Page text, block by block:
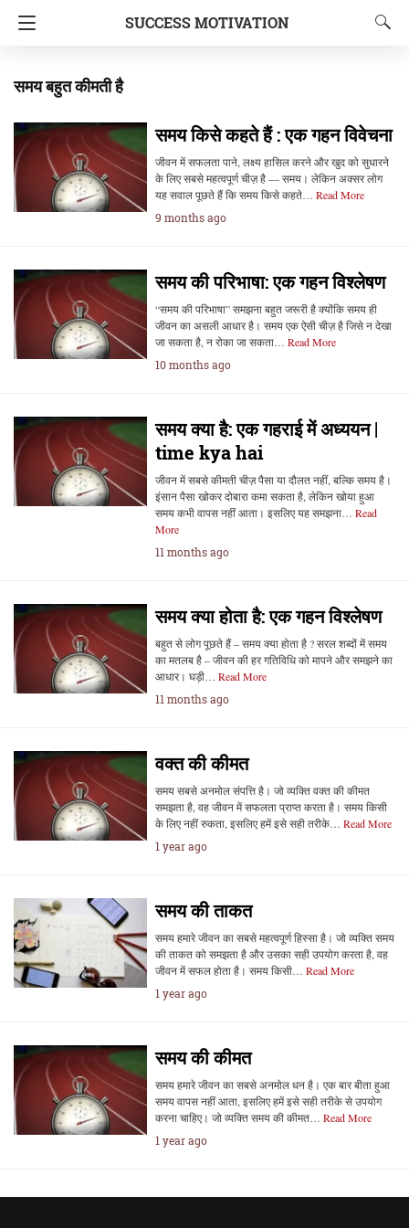
SUCCESS MOTIVATION
समय बहुत कीमती है
समय किसे कहते हैं : एक गहन विवेचना
जीवन में सफलता पाने, लक्ष्य हासिल करने और खुद को सुधारने
के लिए सबसे महत्वपूर्ण चीज़ है — समय। लेकिन अक्सर लोग
यह सवाल पूछते हैं कि समय किसे कहते… Read More
9 months ago
समय की परिभाषा: एक गहन विश्लेषण
“समय की परिभाषा” समझना बहुत जरूरी है क्योंकि समय ही
जीवन का असली आधार है। समय एक ऐसी चीज़ है जिसे न देखा
जा सकता है, न रोका जा सकता… Read More
10 months ago
समय क्या है: एक गहराई में अध्ययन |
time kya hai
जीवन में सबसे कीमती चीज़ पैसा या दौलत नहीं, बल्कि समय है।
इंसान पैसा खोकर दोबारा कमा सकता है, लेकिन खोया हुआ
समय कभी वापस नहीं आता। इसलिए यह समझना… Read
More
11 months ago
समय क्या होता है: एक गहन विश्लेषण
बहुत से लोग पूछते हैं – समय क्या होता है ? सरल शब्दों में समय
का मतलब है – जीवन की हर गतिविधि को मापने और समझने का
आधार। घड़ी… Read More
11 months ago
वक्त की कीमत
समय सबसे अनमोल संपत्ति है। जो व्यक्ति वक्त की कीमत
समझता है, वह जीवन में सफलता प्राप्त करता है। समय किसी
के लिए नहीं रुकता, इसलिए हमें इसे सही तरीके… Read More
1 year ago
समय की ताकत
समय हमारे जीवन का सबसे महत्वपूर्ण हिस्सा है। जो व्यक्ति समय
की ताकत को समझता है और उसका सही उपयोग करता है, वह
जीवन में सफल होता है। समय किसी… Read More
1 year ago
समय की कीमत
समय हमारे जीवन का सबसे अनमोल धन है। एक बार बीता हुआ
समय वापस नहीं आता, इसलिए हमें इसे सही तरीके से उपयोग
करना चाहिए। जो व्यक्ति समय की कीमत… Read More
1 year ago